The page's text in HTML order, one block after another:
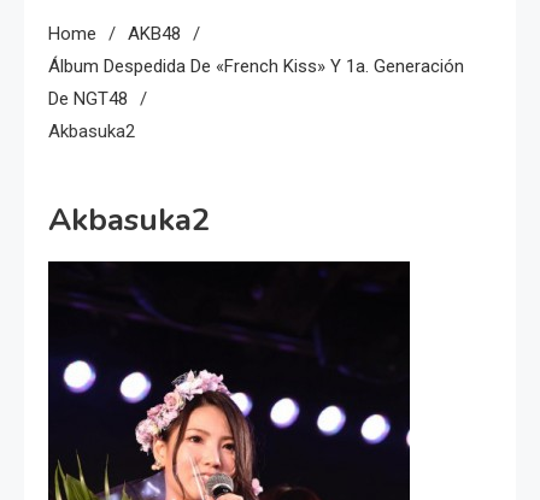
Home
AKB48
Álbum Despedida De «French Kiss» Y 1a. Generación
De NGT48
Akbasuka2
Akbasuka2